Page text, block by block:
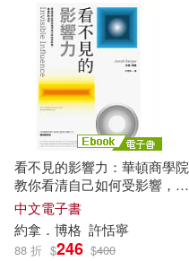
看不見的影響力：華頓商學院
教你看清自己如何受影響，做
最好的決定【暢銷慶祝版】 (電
子書)
中文電子書
約拿 ． 博格 許恬寧
88 折 $246 $400